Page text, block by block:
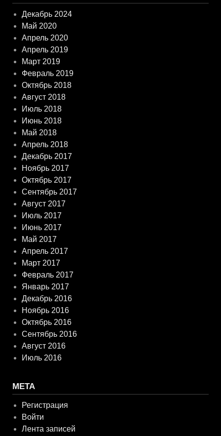
Декабрь 2024
Май 2020
Апрель 2020
Апрель 2019
Март 2019
Февраль 2019
Октябрь 2018
Август 2018
Июль 2018
Июнь 2018
Май 2018
Апрель 2018
Декабрь 2017
Ноябрь 2017
Октябрь 2017
Сентябрь 2017
Август 2017
Июль 2017
Июнь 2017
Май 2017
Апрель 2017
Март 2017
Февраль 2017
Январь 2017
Декабрь 2016
Ноябрь 2016
Октябрь 2016
Сентябрь 2016
Август 2016
Июль 2016
МЕТА
Регистрация
Войти
Лента записей